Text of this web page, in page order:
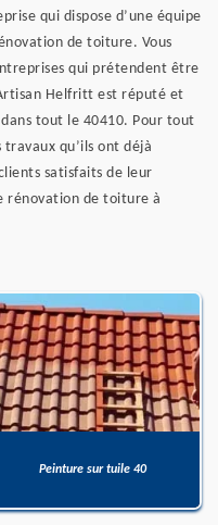
qui dispose d’une équipe
de toiture. Vous
qui prétendent être
Helfritt est réputé et
tout le 40410. Pour tout
qu’ils ont déjà
satisfaits de leur
rénovation de toiture à
Peinture sur tuile 40